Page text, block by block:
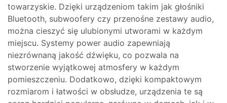
towarzyskie. Dzięki urządzeniom takim jak głośniki
Bluetooth, subwoofery czy przenośne zestawy audio,
można cieszyć się ulubionymi utworami w każdym
miejscu. Systemy power audio zapewniają
niezrównaną jakość dźwięku, co pozwala na
stworzenie wyjątkowej atmosfery w każdym
pomieszczeniu. Dodatkowo, dzięki kompaktowym
rozmiarom i łatwości w obsłudze, urządzenia te są